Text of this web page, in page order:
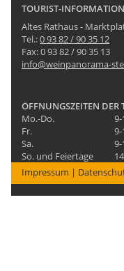
TOURIST-
Altes Rathaus -
Tel.:0 93 82 / 90 35 12
Fax: 0 93 82 / 90 35 13
info@weinpanorama-
ÖFFNUNGSZEITEN DER
Mo.-Do.
Fr.
Sa.
So. und Feiertage
Impressum |